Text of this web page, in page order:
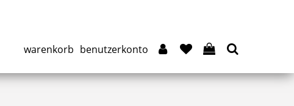
benutzerkonto
warenkorb